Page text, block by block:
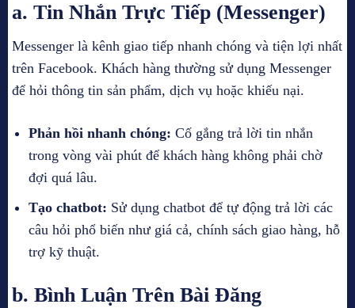
a. Tin Nhắn Trực Tiếp (Messenger)
Messenger là kênh giao tiếp nhanh chóng và tiện lợi nhất
trên Facebook. Khách hàng thường sử dụng Messenger
để hỏi thông tin sản phẩm, dịch vụ hoặc khiếu nại.
Phản hồi nhanh chóng: Cố gắng trả lời tin nhắn
trong vòng vài phút để khách hàng không phải chờ
đợi quá lâu.
Tạo chatbot: Sử dụng chatbot để tự động trả lời các
câu hỏi phổ biến như giá cả, chính sách giao hàng, hỗ
trợ kỹ thuật.
b. Bình Luận Trên Bài Đăng